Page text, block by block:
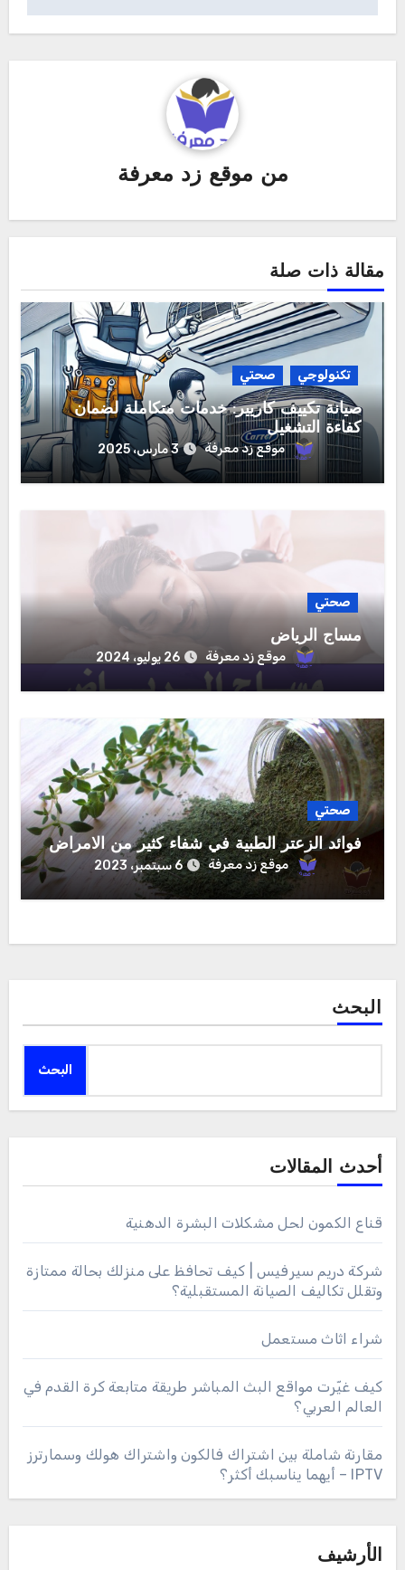
من موقع زد معرفة
مقالة ذات صلة
تكنولوجي صحتي
صيانة تكييف كاريير: خدمات متكاملة لضمان
كفاءة التشغيل
موقع زد معرفة 3 مارس، 2025
صحتي
مساج الرياض
موقع زد معرفة 26 يوليو، 2024
صحتي
فوائد الزعتر الطبية في شفاء كثير من الامراض
موقع زد معرفة 6 سبتمبر، 2023
البحث
البحث
أحدث المقالات
قناع الكمون لحل مشكلات البشرة الدهنية
شركة دريم سيرفيس | كيف تحافظ على منزلك بحالة ممتازة
وتقلل تكاليف الصيانة المستقبلية؟
شراء اثاث مستعمل
كيف غيّرت مواقع البث المباشر طريقة متابعة كرة القدم في
العالم العربي؟
مقارنة شاملة بين اشتراك فالكون واشتراك هولك وسمارترز
IPTV – أيهما يناسبك أكثر؟
الأرشيف